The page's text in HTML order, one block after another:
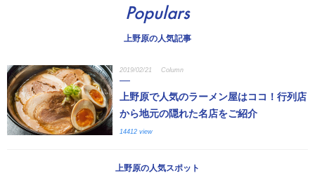
Populars
上野原の人気記事
2019/02/21 Column
上野原で人気のラーメン屋はココ！行列店
から地元の隠れた名店をご紹介
14412 view
上野原の人気スポット